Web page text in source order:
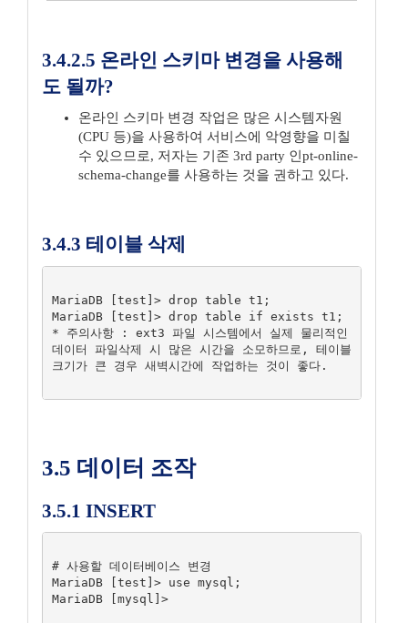
3.4.2.5 온라인 스키마 변경을 사용해
도 될까?
온라인 스키마 변경 작업은 많은 시스템자원
(CPU 등)을 사용하여 서비스에 악영향을 미칠
수 있으므로, 저자는 기존 3rd party 인pt-online-
schema-change를 사용하는 것을 권하고 있다.
3.4.3 테이블 삭제
MariaDB [test]> drop table t1;
MariaDB [test]> drop table if exists t1;
* 주의사항 : ext3 파일 시스템에서 실제 물리적인
데이터 파일삭제 시 많은 시간을 소모하므로, 테이블
크기가 큰 경우 새벽시간에 작업하는 것이 좋다.
3.5 데이터 조작
3.5.1 INSERT
# 사용할 데이터베이스 변경
MariaDB [test]> use mysql;
MariaDB [mysql]>